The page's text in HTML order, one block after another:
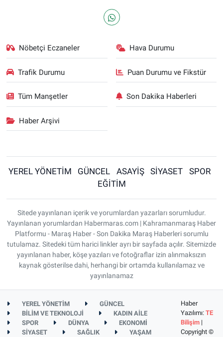
Nöbetçi Eczaneler Hava Durumu
Trafik Durumu Puan Durumu ve Fikstür
Tüm Manşetler Son Dakika Haberleri
Haber Arşivi
YEREL YÖNETİM GÜNCEL ASAYİŞ SİYASET
SPOR
EĞİTİM
Sitede yayınlanan içerik ve yorumlardan yazarları sorumludur.
Yayınlanan yorumlardan Habermaras.com | Kahramanmaraş Haber
Platformu - Maraş Haber - Son Dakika Maraş Haberleri sorumlu
tutulamaz. Sitedeki tüm harici linkler ayrı bir sayfada açılır. Sitemizde
yayınlanan haber, köşe yazıları ve fotoğraflar izin alınmaksızın
kaynak gösterilse dahi, herhangi bir ortamda kullanılamaz ve
yayınlanamaz
YEREL YÖNETİM
GÜNCEL
BİLİM VE TEKNOLOJİ
KADIN AİLE
SPOR
DÜNYA
EKONOMİ
SİYASET
SAĞLIK YAŞAM
Haber
Yazılımı: TE
Bilişim|
Copyright ©